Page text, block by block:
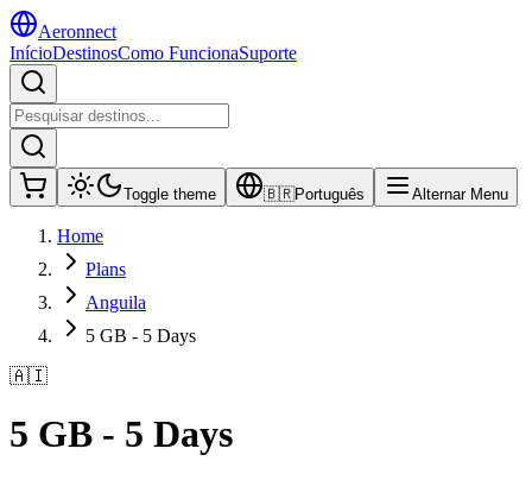
Aeronnect
InícioDestinosComo FuncionaSuporte
Toggle theme 🇧🇷Português Alternar Menu
Home
Plans
Anguila
5 GB - 5 Days
🇦🇮
5 GB - 5 Days